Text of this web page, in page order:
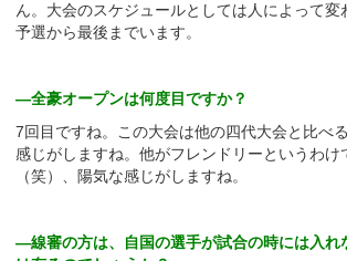
ん。大会のスケジュールとしては人によって変
予選から最後までいます。
—全豪オープンは何度目ですか？
7回目ですね。この大会は他の四代大会と比べ
感じがしますね。他がフレンドリーというわけ
（笑）、陽気な感じがしますね。
—線審の方は、自国の選手が試合の時には入れ